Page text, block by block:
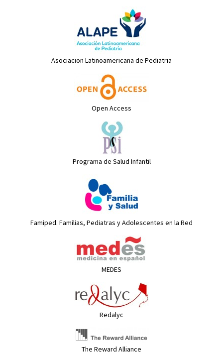
Asociacion Latinoamericana de Pediatria
Open Access
Programa de Salud Infantil
Famiped. Familias, Pediatras y Adolescentes en la Red
MEDES
Redalyc
The Reward Alliance